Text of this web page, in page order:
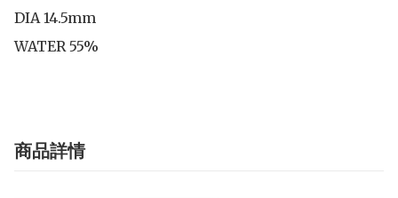
DIA 14.5mm
WATER 55%
商品詳情